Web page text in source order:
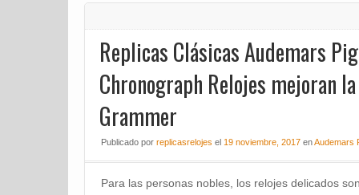
Replicas Clásicas Audemars
Chronograph Relojes mejoran
Grammer
Publicado por replicasrelojes el 19 noviembre, 2017 enAudemars
Para las personas nobles, los relojes delicados